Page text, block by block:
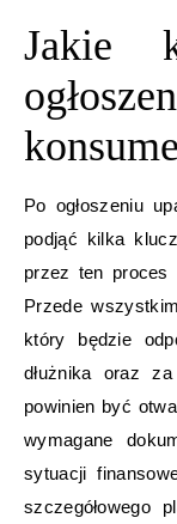
Jakie
Po ogłoszeniu
podjąć kilka
przez ten proces
Przede
który będzie
dłużnika oraz
powinien być
wymagane
sytuacji
szczegółowego